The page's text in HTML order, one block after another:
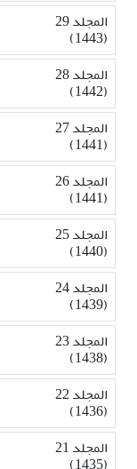
المجلد 29
(1443)
المجلد 28
(1442)
المجلد 27
(1441)
المجلد 26
(1441)
المجلد 25
(1440)
المجلد 24
(1439)
المجلد 23
(1438)
المجلد 22
(1436)
المجلد 21